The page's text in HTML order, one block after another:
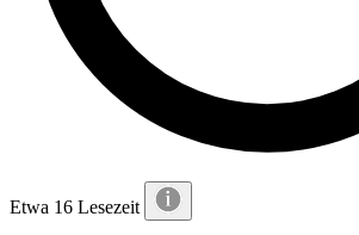
Etwa 16 Lesezeit